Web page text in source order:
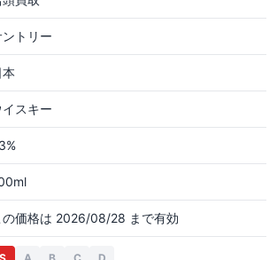
ントリー
本
イスキー
の価格は 2026/08/28 まで有効